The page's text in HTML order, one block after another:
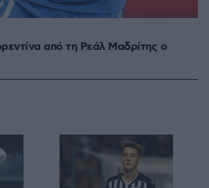
από τη Ρεάλ Μαδρίτης ο